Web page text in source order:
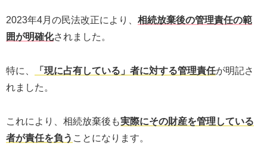
2023年4月の民法改正により、 相続放棄後の管理責任の範
囲が明確化されました。
特に、 「現に占有している」者に対する管理責任が明記さ
れました。
これにより、相続放棄後も実際にその財産を管理している
者が責任を負う ことになります。